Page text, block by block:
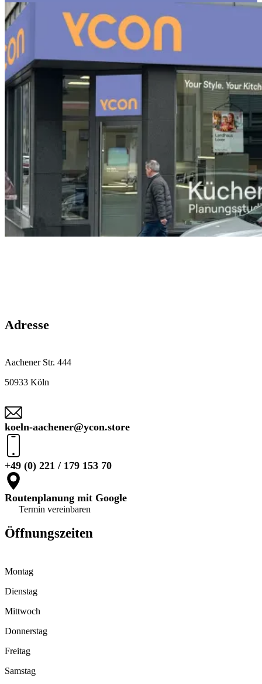
Adresse
Aachener Str. 444
50933 Köln
koeln-aachener@ycon.store
+49 (0) 221 / 179 153 70
Routenplanung mit Google
Termin vereinbaren
Öffnungszeiten
Montag
Dienstag
Mittwoch
Donnerstag
Freitag
Samstag